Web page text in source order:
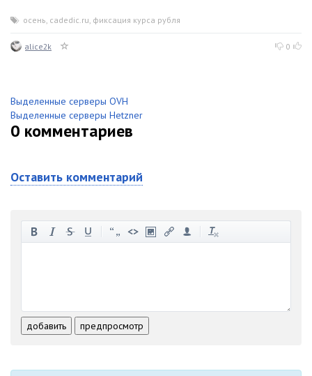
осень, cadedic.ru, фиксация курса рубля
alice2k 0
Выделенные серверы OVH
Выделенные серверы Hetzner
0 комментариев
Оставить комментарий
-
-
-
добавить предпросмотр